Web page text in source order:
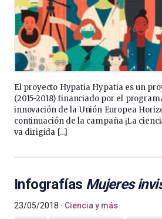
El proyecto Hypatia Hypatia es un
(2015-2018) financiado por el
innovación de la Unión Europea
continuación de la campaña ¡La
va dirigida […]
Infografías Mujeres
23/05/2018 Ciencia y más